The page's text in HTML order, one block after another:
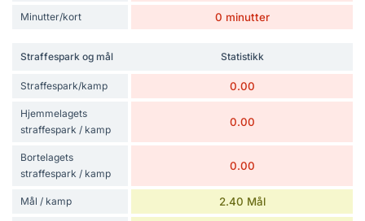
Minutter/kort 0 minutter
Straffespark og mål Statistikk
Straffespark/kamp 0.00
Hjemmelagets
straffespark / kamp
0.00
Bortelagets
straffespark / kamp
0.00
Mål / kamp 2.40 Mål